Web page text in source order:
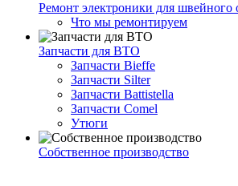
Ремонт электроники для швейного
Что мы ремонтируем
Запчасти для ВТО
Запчасти Bieffe
Запчасти Silter
Запчасти Battistella
Запчасти Comel
Утюги
Собственное производство